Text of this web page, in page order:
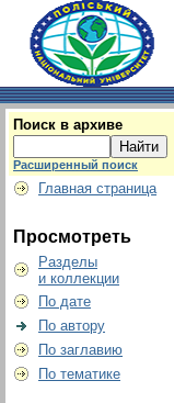
Поиск в архиве
Расширенный поиск
Главная страница
Просмотреть
Разделы
и коллекции
По дате
По автору
По заглавию
По тематике